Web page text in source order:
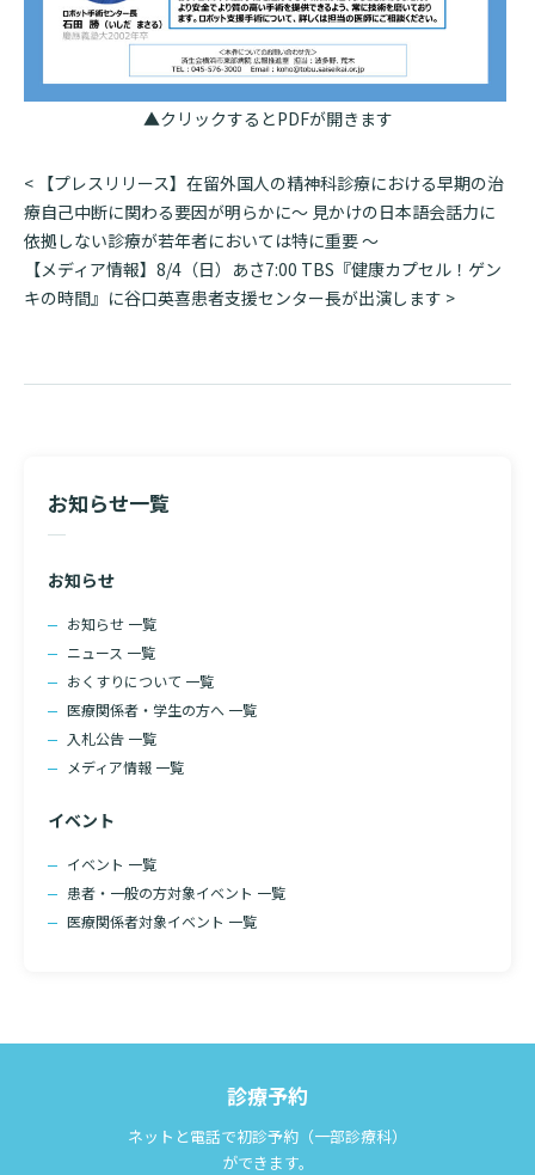
臨床研究に関する情報公開について（オプトアウト）
東部病院の特長
一歩先の医療の提供
公式SNSアカウント一覧
入院のお会計について
ご面会について
交通アクセス
院内のルールについて
フロアマップ
無料低額診療のご案内
診断書等文書のお申込みについて
診療記録（カルテ）の開示について
よくあるご質問
連携登録医制度
連携登録医療機関一覧
訪問看護指示書について
医療関係者向け講習・研修
人材開発センター
当院退職後のカルテ閲覧手続きについて
ご寄付のお願い
臨床研究センターのご紹介
クラウドファンディング
診療予約
ご相談・お問い合わせ
▲クリックするとPDFが開きます
投
稿
ナ
ビ
ゲ
ョ
< 【プレスリリース】在留外国人の精神科診療における早期の治
療自己中断に関わる要因が明らかに～ 見かけの日本語会話力に
依拠しない診療が若年者においては特に重要 ～
【メディア情報】8/4（日）あさ7:00 TBS『健康カプセル！ゲン
キの時間』に谷口英喜患者支援センター長が出演します >
お知らせ一覧
お知らせ
お知らせ 一覧
ニュース 一覧
おくすりについて 一覧
医療関係者・学生の方へ 一覧
入札公告 一覧
メディア情報 一覧
イベント
イベント 一覧
患者・一般の方対象イベント 一覧
医療関係者対象イベント 一覧
診療予約
ネットと電話で初診予約（一部診療科）
ができます。